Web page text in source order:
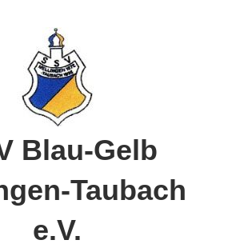
Blau-Gelb
Taubach
e.V.